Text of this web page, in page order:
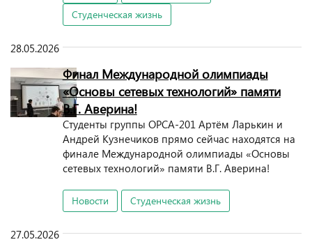
Студенческая жизнь
28.05.2026
Финал Международной олимпиады
«Основы сетевых технологий» памяти
В.Г. Аверина!
Студенты группы ОРСА-201 Артём Ларькин и
Андрей Кузнечиков прямо сейчас находятся на
финале Международной олимпиады «Основы
сетевых технологий» памяти В.Г. Аверина!
Новости Студенческая жизнь
27.05.2026